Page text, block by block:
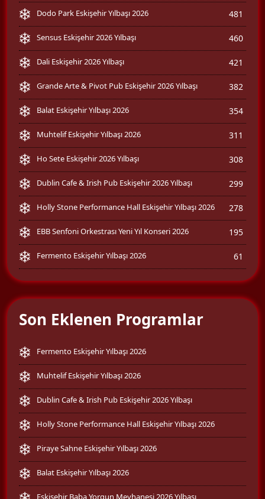
Dodo Park Eskişehir Yılbaşı 2026 481
Sensus Eskişehir 2026 Yılbaşı 460
Dali Eskişehir 2026 Yılbaşı 421
Grande Arte & Pivot Pub Eskişehir 2026 Yılbaşı 382
Balat Eskişehir Yılbaşı 2026 354
Muhtelif Eskişehir Yılbaşı 2026 311
Ho Sete Eskişehir 2026 Yılbaşı 308
Dublin Cafe & Irish Pub Eskişehir 2026 Yılbaşı 299
Holly Stone Performance Hall Eskişehir Yılbaşı 2026 278
EBB Senfoni Orkestrası Yeni Yıl Konseri 2026 195
Fermento Eskişehir Yılbaşı 2026 61
Son Eklenen Programlar
Fermento Eskişehir Yılbaşı 2026
Muhtelif Eskişehir Yılbaşı 2026
Dublin Cafe & Irish Pub Eskişehir 2026 Yılbaşı
Holly Stone Performance Hall Eskişehir Yılbaşı 2026
Piraye Sahne Eskişehir Yılbaşı 2026
Balat Eskişehir Yılbaşı 2026
Eskişehir Baba Yorgun Meyhanesi 2026 Yılbaşı